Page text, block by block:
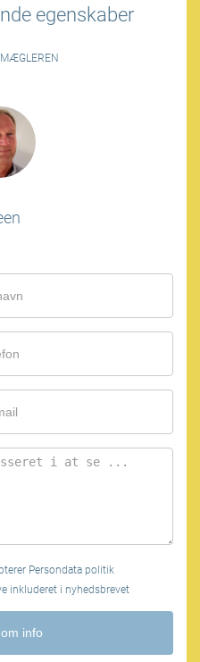
egenskaber
Persondata politik
inkluderet i nyhedsbrevet
info